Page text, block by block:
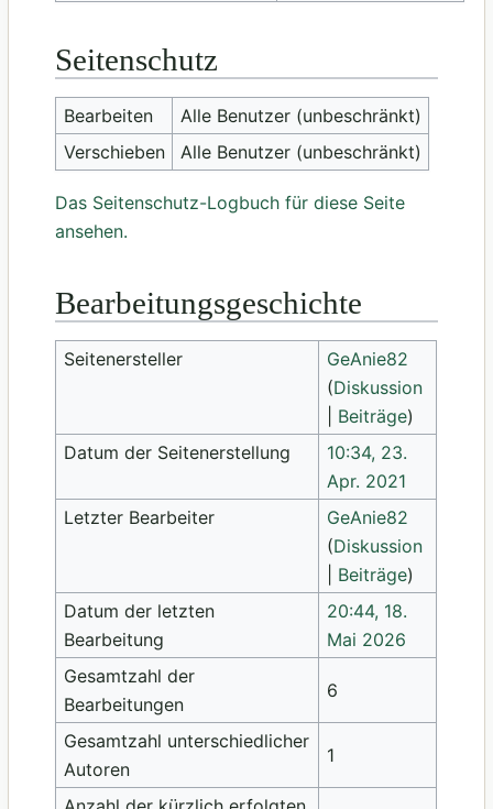
Seitenschutz
Bearbeiten
Alle Benutzer (unbeschränkt)
Verschieben
Alle Benutzer (unbeschränkt)
Das Seitenschutz-Logbuch für diese Seite
ansehen.
Bearbeitungsgeschichte
Seitenersteller
GeAnie82
(Diskussion
Beiträge)
Datum der Seitenerstellung
10:34, 23.
Apr. 2021
Letzter Bearbeiter
GeAnie82
(Diskussion
Beiträge)
Datum der letzten
Bearbeitung
20:44, 18.
Mai 2026
Gesamtzahl der
Bearbeitungen
6
Gesamtzahl unterschiedlicher
Autoren
1